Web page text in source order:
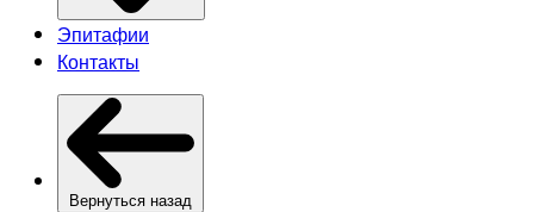
Эпитафии
Контакты
Вернуться назад